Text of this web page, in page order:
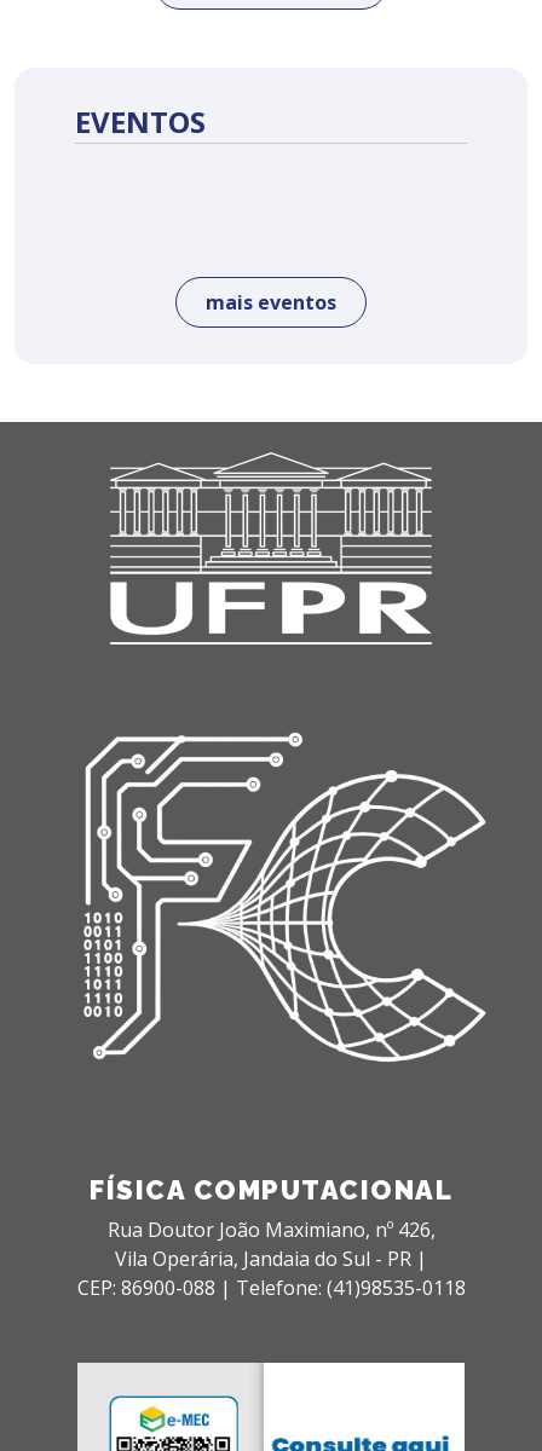
EVENTOS
mais eventos
FÍSICA COMPUTACIONAL
Rua Doutor João Maximiano, nº 426,
Vila Operária, Jandaia do Sul - PR |
CEP: 86900-088 | Telefone: (41)98535-0118